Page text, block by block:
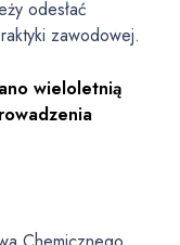
odesłać
zawodowej.
wieloletnią